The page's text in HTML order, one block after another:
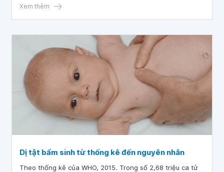
bệnh lý này.
Xem thêm
Dị tật bẩm sinh từ thống kê đến nguyên nhân
Theo thống kê của WHO, 2015. Trong số 2,68 triệu ca tử